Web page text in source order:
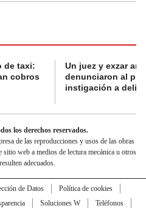
de taxi:
cobros
Un juez y exzar
denunciaron al
instigación a
los derechos reservados.
de las reproducciones y usos de las obras
sitio web a medios de lectura mecánica u otros
adecuados.
de Datos
Política de cookies
Soluciones W
Teléfonos